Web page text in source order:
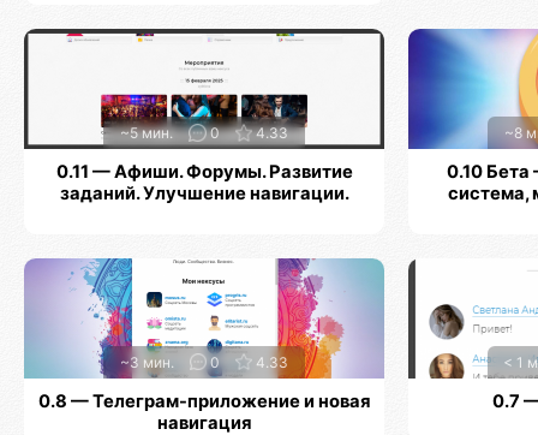
~5 мин. 0 4.33
0.11 — Афиши. Форумы. Развитие
заданий. Улучшение навигации.
~8
0.10 Бета
система,
~3 мин. 0 4.33
0.8 — Телеграм-приложение и новая
навигация
< 1
0.7